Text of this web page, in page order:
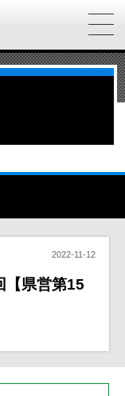
2022-11-12
【県営第15